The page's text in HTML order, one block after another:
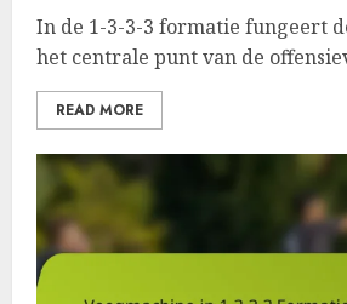
In de 1-3-3-3 formatie fungeert
het centrale punt van de
READ MORE